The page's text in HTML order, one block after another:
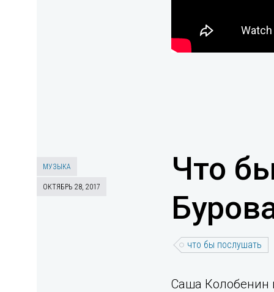
МУЗЫКА
ОКТЯБРЬ 28, 2017
Что
что бы послушать
Саша Колобенин